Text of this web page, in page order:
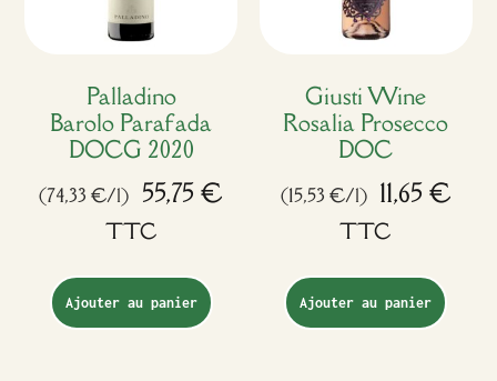
Palladino
Barolo Parafada
DOCG 2020
(74,33 €/l) 55,75€
TTC
Ajouter au panier
Giusti Wine
Rosalia Prosecco
DOC
(15,53 €/l) 11,65€
TTC
Ajouter au panier